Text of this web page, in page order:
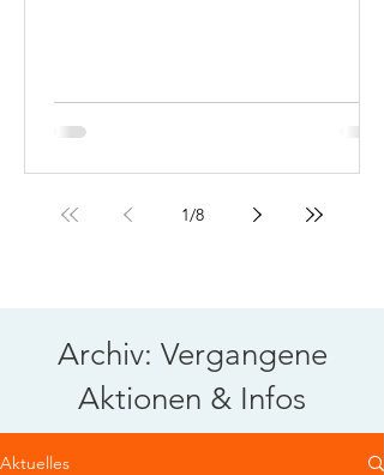
1/8
Archiv: Vergangene
Aktionen & Infos
Aktuelles